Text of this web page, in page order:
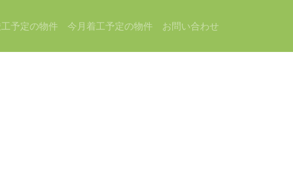
予定の物件 今月着工予定の物件 お問い合わせ